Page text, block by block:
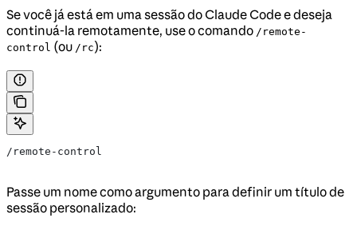
Se você já está em uma sessão do Claude Code e deseja
continuá-la remotamente, use o comando /remote-
control (ou /rc):
/remote-control
Passe um nome como argumento para definir um título de
sessão personalizado: